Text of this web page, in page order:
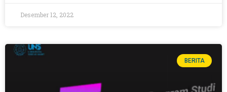
Desember 12, 2022
BERITA